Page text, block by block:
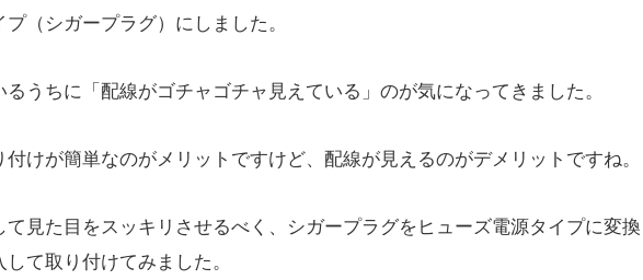
（シガープラグ）にしました。
うちに「配線がゴチャゴチャ見えている」のが気になってきました。
けが簡単なのがメリットですけど、配線が見えるのがデメリットですね。
て見た目をスッキリさせるべく、シガープラグをヒューズ電源タイプに変換
て取り付けてみました。